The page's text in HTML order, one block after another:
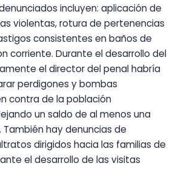
incluyen: aplicación de
violentas, rotura de pertenencias
consistentes en baños de
corriente. Durante el desarrollo del
el director del penal habría
perdigones y bombas
contra de la población
un saldo de al menos una
También hay denuncias de
dirigidos hacia las familias de
el desarrollo de las visitas